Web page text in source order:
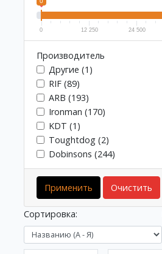
0 12 250 24 500
Производитель
Другие (1)
RIF (89)
ARB (193)
Ironman (170)
KDT (1)
Toughtdog (2)
Dobinsons (244)
Применить Очистить
Сортировка: